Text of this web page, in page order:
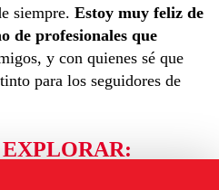
siempre. Estoy muy feliz de
de profesionales que
y con quienes sé que
para los seguidores de